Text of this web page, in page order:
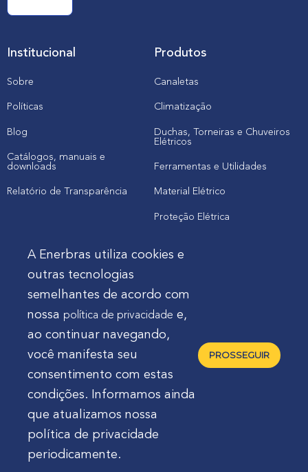
Institucional
Sobre
Políticas
Blog
Catálogos, manuais e
downloads
Relatório de Transparência
Produtos
Canaletas
Climatização
Duchas, Torneiras e Chuveiros
Elétricos
Ferramentas e Utilidades
Material Elétrico
Proteção Elétrica
Cliente
Onde comprar produtos
Quero Enerbras na minha loja
Enerbras Materiais Elétricos Ltda.
Mocelin, nº 81, Ferrari | CEP 83606-310 | Campo Largo -
A Enerbras utiliza cookies e
outras tecnologias
semelhantes de acordo com
nossa política de privacidade e,
ao continuar navegando,
você manifesta seu
consentimento com estas
condições. Informamos ainda
que atualizamos nossa
política de privacidade
periodicamente.
PROSSEGUIR